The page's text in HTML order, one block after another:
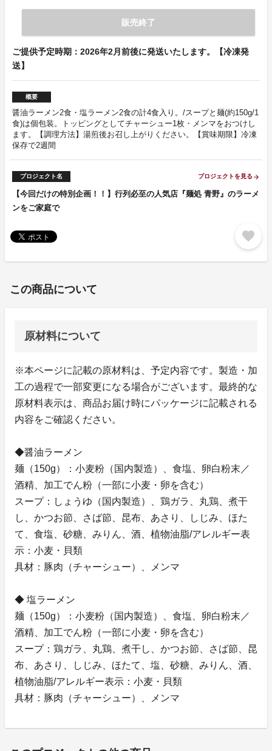
販売終了
ご提供予定時期：2026年2月前後に発送いたします。【冷凍発
送】
概要
醤油ラーメン2食・塩ラーメン2食の計4食入り。/スープと麺(約150g/1
食)は個包装。トッピングとしてチャーシュー1枚・メンマをおつけし
ます。【調理方法】湯煎後お召し上がりください。【賞味期限】冷凍
保存で2週間
プロジェクト名 プロジェクトを見る arrow_forward
【今回だけの特別企画！！】行列必至の人気店『麺処 青野』のラーメ
ンをご家庭で
favorite
この商品について
原材料について
※本ページに記載の原材料は、予定内容です。製造・加
工の過程で一部変更になる場合がございます。最終的な
原材料表示は、商品お届け時にパッケージに記載される
内容をご確認ください。
◆醤油ラーメン
麺（150g）：小麦粉（国内製造）、食塩、卵白粉末／
酒精、加工でん粉（一部に小麦・卵を含む）
スープ：しょうゆ（国内製造）、鶏ガラ、丸鶏、煮干
し、かつお節、さば節、昆布、あさり、しじみ、ほた
て、食塩、砂糖、みりん、酒、植物油脂/アレルギー表
示：小麦・貝類
具材：豚肉（チャーシュー）、メンマ
◆ 塩ラーメン
麺（150g）：小麦粉（国内製造）、食塩、卵白粉末／
酒精、加工でん粉（一部に小麦・卵を含む）
スープ：鶏ガラ、丸鶏、煮干し、かつお節、さば節、昆
布、あさり、しじみ、ほたて、塩、砂糖、みりん、酒、
植物油脂/アレルギー表示：小麦・貝類
具材：豚肉（チャーシュー）、メンマ